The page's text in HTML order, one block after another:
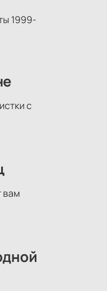
1999-
с
вам